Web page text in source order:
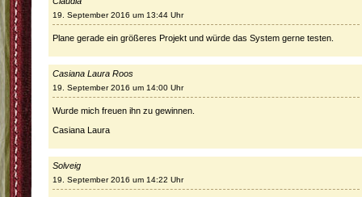
19. September 2016 um 13:44 Uhr
Plane gerade ein größeres Projekt und würde das System gerne testen.
Casiana Laura Roos
19. September 2016 um 14:00 Uhr
Wurde mich freuen ihn zu gewinnen.
Casiana Laura
Solveig
19. September 2016 um 14:22 Uhr